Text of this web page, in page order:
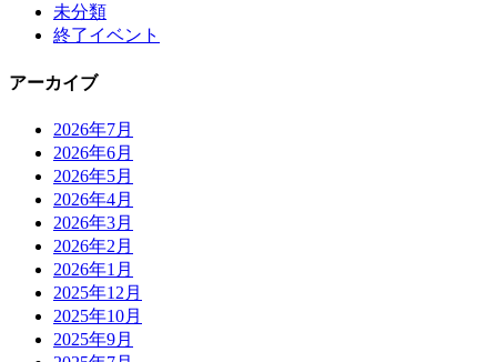
未分類
終了イベント
アーカイブ
2026年7月
2026年6月
2026年5月
2026年4月
2026年3月
2026年2月
2026年1月
2025年12月
2025年10月
2025年9月